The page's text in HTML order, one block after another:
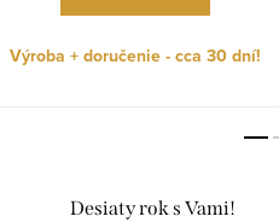
Výroba + doručenie - cca 30 dní!
Desiaty rok s Vami!